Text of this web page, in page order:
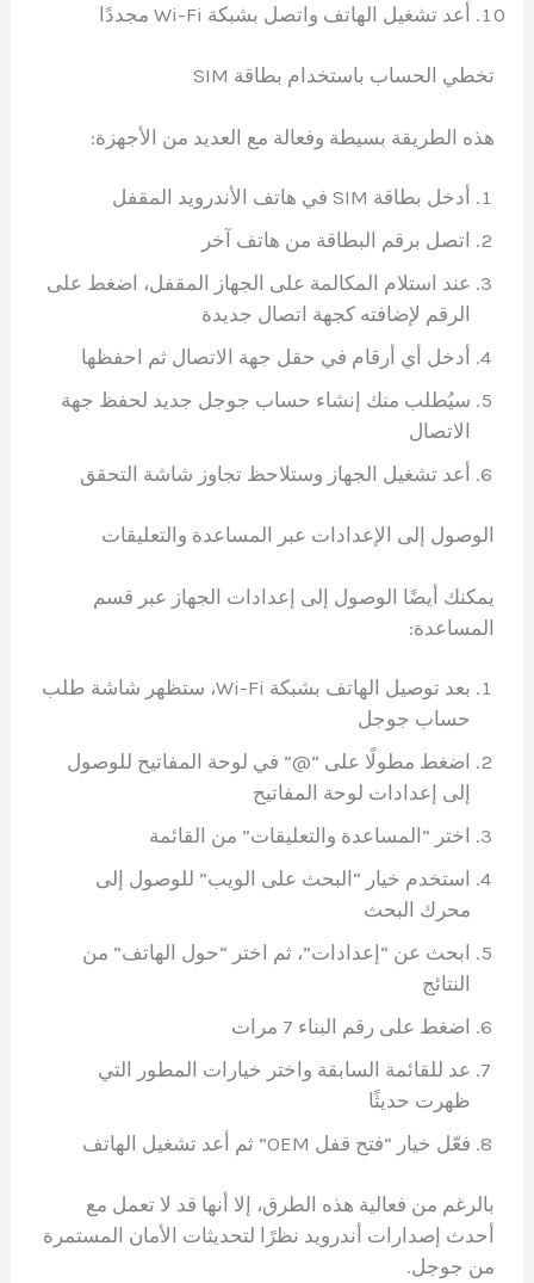
أعد تشغيل الهاتف واتصل بشبكة Wi-Fi مجددًا
تخطي الحساب باستخدام بطاقة SIM
هذه الطريقة بسيطة وفعالة مع العديد من الأجهزة:
أدخل بطاقة SIM في هاتف الأندرويد المقفل
اتصل برقم البطاقة من هاتف آخر
عند استلام المكالمة على الجهاز المقفل، اضغط على
الرقم لإضافته كجهة اتصال جديدة
أدخل أي أرقام في حقل جهة الاتصال ثم احفظها
سيُطلب منك إنشاء حساب جوجل جديد لحفظ جهة
الاتصال
أعد تشغيل الجهاز وستلاحظ تجاوز شاشة التحقق
الوصول إلى الإعدادات عبر المساعدة والتعليقات
يمكنك أيضًا الوصول إلى إعدادات الجهاز عبر قسم
المساعدة:
بعد توصيل الهاتف بشبكة Wi-Fi، ستظهر شاشة طلب
حساب جوجل
اضغط مطولًا على “@” في لوحة المفاتيح للوصول
إلى إعدادات لوحة المفاتيح
اختر “المساعدة والتعليقات” من القائمة
استخدم خيار “البحث على الويب” للوصول إلى
محرك البحث
ابحث عن “إعدادات”، ثم اختر “حول الهاتف” من
النتائج
اضغط على رقم البناء 7 مرات
عد للقائمة السابقة واختر خيارات المطور التي
ظهرت حديثًا
فعّل خيار “فتح قفل OEM” ثم أعد تشغيل الهاتف
بالرغم من فعالية هذه الطرق، إلا أنها قد لا تعمل مع
أحدث إصدارات أندرويد نظرًا لتحديثات الأمان المستمرة
من جوجل.